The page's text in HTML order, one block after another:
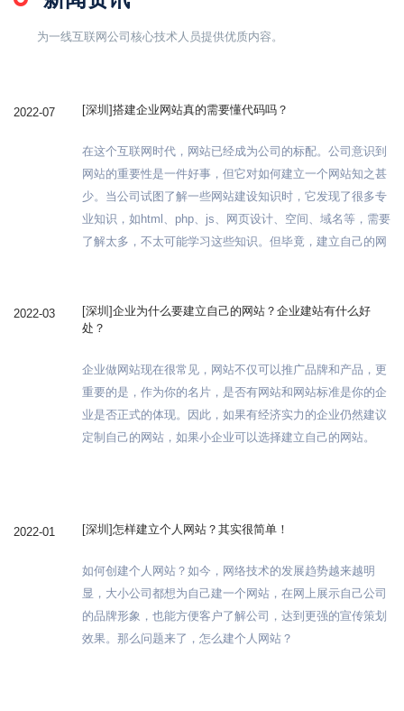
为一线互联网公司核心技术人员提供优质内容。
2022-07 [深圳]搭建企业网站真的需要懂代码吗？
在这个互联网时代，网站已经成为公司的标配。公司意识到
网站的重要性是一件好事，但它对如何建立一个网站知之甚
少。当公司试图了解一些网站建设知识时，它发现了很多专
业知识，如html、php、js、网页设计、空间、域名等，需要
了解太多，不太可能学习这些知识。但毕竟，建立自己的网
需要学习太多的知识，你也可以做一个好的公司网站。
2022-03
[深圳]企业为什么要建立自己的网站？企业建站有什么好
处？
企业做网站现在很常见，网站不仅可以推广品牌和产品，更
重要的是，作为你的名片，是否有网站和网站标准是你的企
业是否正式的体现。因此，如果有经济实力的企业仍然建议
定制自己的网站，如果小企业可以选择建立自己的网站。
2022-01 [深圳]怎样建立个人网站？其实很简单！
如何创建个人网站？如今，网络技术的发展趋势越来越明
显，大小公司都想为自己建一个网站，在网上展示自己公司
的品牌形象，也能方便客户了解公司，达到更强的宣传策划
效果。那么问题来了，怎么建个人网站？